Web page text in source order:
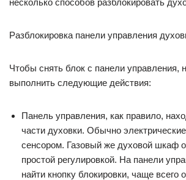
несколько способов разблокировать
Разблокировка панели управления
Чтобы снять блок с панели управления,
выполнить следующие действия:
Панель управления, как правило,
части духовки. Обычно
сенсором. Газовый же духовой шкаф
простой регулировкой. На панели
найти кнопку блокировки, чаще всего